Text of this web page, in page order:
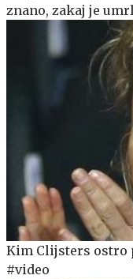
znano, zakaj je umrl
Kim Clijsters ostro
#video